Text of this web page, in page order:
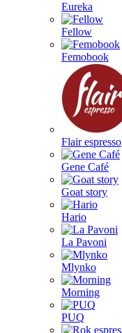
Eureka
Fellow
Femobook
Flair espresso
Gene Café
Goat story
Hario
La Pavoni
Mlynko
Morning
PUQ